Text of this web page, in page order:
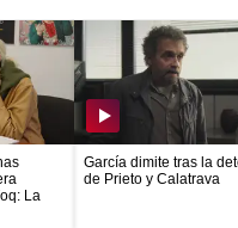
La
García dimite tras la
de Prieto y Calatrava